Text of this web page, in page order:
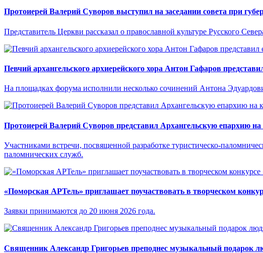
Протоиерей Валерий Суворов выступил на заседании совета при
Представитель Церкви рассказал о православной культуре Русского
Певчий архангельского архиерейского хора Антон Гафаров
На площадках форума исполнили несколько сочинений Антона
Протоиерей Валерий Суворов представил Архангельскую епархию
Участниками встречи, посвященной разработке туристическо-
паломнических служб.
«Поморская АРТель» приглашает поучаствовать в творческом
Заявки принимаются до 20 июня 2026 года.
Священник Александр Григорьев преподнес музыкальный подарок